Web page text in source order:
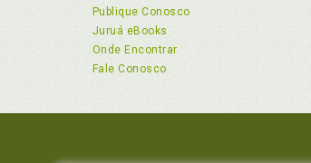
Publique Conosco
Juruá eBooks
Onde Encontrar
Fale Conosco